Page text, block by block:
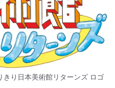
きり日本美術館リターンズ ロゴ